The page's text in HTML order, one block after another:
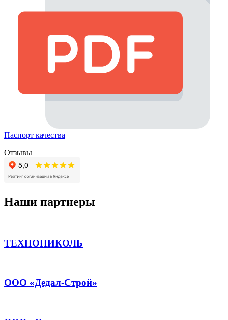
Паспорт качества
Отзывы
Наши партнеры
ТЕХНОНИКОЛЬ
ООО «Дедал-Строй»